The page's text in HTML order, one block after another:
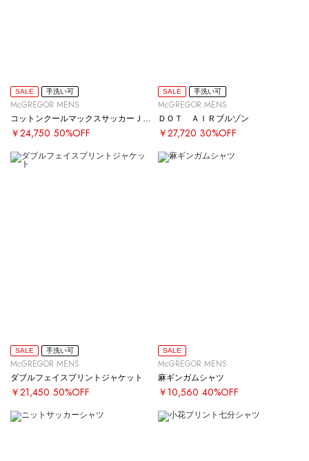
SALE 手洗い可
McGREGOR MENS
￥24,750 50%OFF
SALE 手洗い可
McGREGOR MENS
ＤＯＴ ＡＩＲブルゾン
￥27,720 30%OFF
SALE 手洗い可
McGREGOR MENS
ダブルフェイスプリントジャケット
￥21,450 50%OFF
SALE
McGREGOR MENS
麻ギンガムシャツ
￥10,560 40%OFF